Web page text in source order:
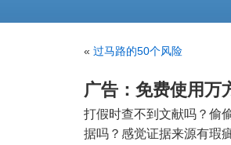
« 过马路的50个风险
广告：免费使用万
打假时查不到文献吗？偷
据吗？感觉证据来源有瑕